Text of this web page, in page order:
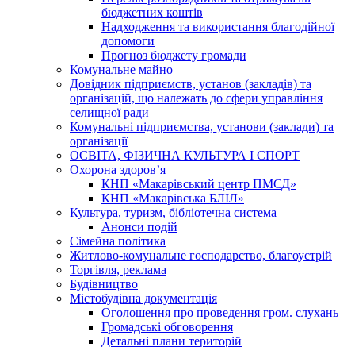
бюджетних коштів
Надходження та використання благодійної
допомоги
Прогноз бюджету громади
Комунальне майно
Довідник підприємств, установ (закладів) та
організацій, що належать до сфери управління
селищної ради
Комунальні підприємства, установи (заклади) та
організації
ОСВІТА, ФІЗИЧНА КУЛЬТУРА І СПОРТ
Охорона здоров’я
КНП «Макарівський центр ПМСД»
КНП «Макарівська БЛІЛ»
Культура, туризм, бібліотечна система
Анонси подій
Сімейна політика
Житлово-комунальне господарство, благоустрій
Торгівля, реклама
Будівництво
Містобудівна документація
Оголошення про проведення гром. слухань
Громадські обговорення
Детальні плани територій